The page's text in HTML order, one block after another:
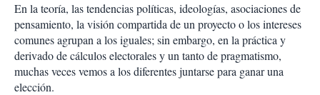
En la teoría, las tendencias políticas, ideologías, asociaciones de
pensamiento, la visión compartida de un proyecto o los intereses
comunes agrupan a los iguales; sin embargo, en la práctica y
derivado de cálculos electorales y un tanto de pragmatismo,
muchas veces vemos a los diferentes juntarse para ganar una
elección.